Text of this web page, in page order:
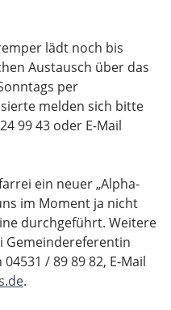
lädt noch bis
Austausch über das
per
melden sich bitte
99 43 oder E-Mail
ein neuer „Alpha-
im Moment ja nicht
durchgeführt. Weitere
Gemeindereferentin
/ 89 89 82, E-Mail
.